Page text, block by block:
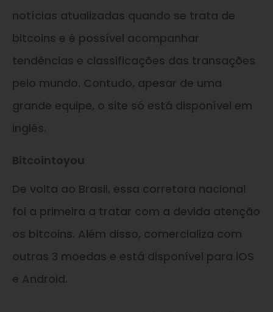
notícias atualizadas quando se trata de
bitcoins e é possível acompanhar
tendências e classificações das transações
pelo mundo. Contudo, apesar de uma
grande equipe, o site só está disponível em
inglês.
Bitcointoyou
De volta ao Brasil, essa corretora nacional
foi a primeira a tratar com a devida atenção
os bitcoins. Além disso, comercializa com
outras 3 moedas e está disponível para iOS
e Android.